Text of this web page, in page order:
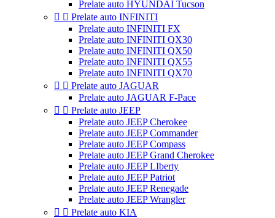
Prelate auto HYUNDAI Tucson
  Prelate auto INFINITI
Prelate auto INFINITI FX
Prelate auto INFINITI QX30
Prelate auto INFINITI QX50
Prelate auto INFINITI QX55
Prelate auto INFINITI QX70
  Prelate auto JAGUAR
Prelate auto JAGUAR F-Pace
  Prelate auto JEEP
Prelate auto JEEP Cherokee
Prelate auto JEEP Commander
Prelate auto JEEP Compass
Prelate auto JEEP Grand Cherokee
Prelate auto JEEP LIberty
Prelate auto JEEP Patriot
Prelate auto JEEP Renegade
Prelate auto JEEP Wrangler
  Prelate auto KIA